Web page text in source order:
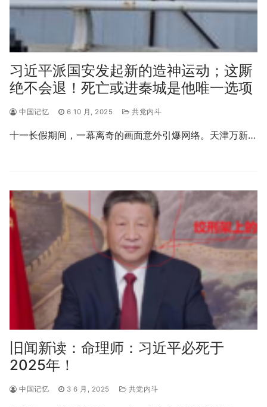
习近平派国安发起新的造神运动；这厮
绝不会退！死亡或进秦城是他唯一选项
中国记忆 6 10 月, 2025 共党内斗
十一长假期间，一幕离奇的画面意外引爆网络。天津万新…
旧闻新读：命理师：习近平必死于
2025年！
中国记忆 3 6 月, 2025 共党内斗